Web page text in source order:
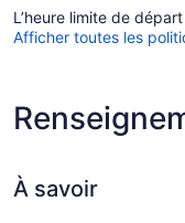
L’heure limite de
Afficher toutes les
À savoir